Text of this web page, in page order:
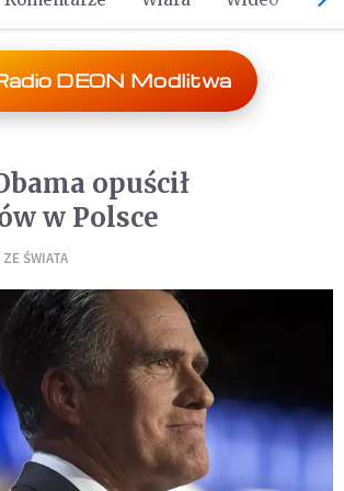
DEON Modlitwa
opuścił
w Polsce
ŚWIATA